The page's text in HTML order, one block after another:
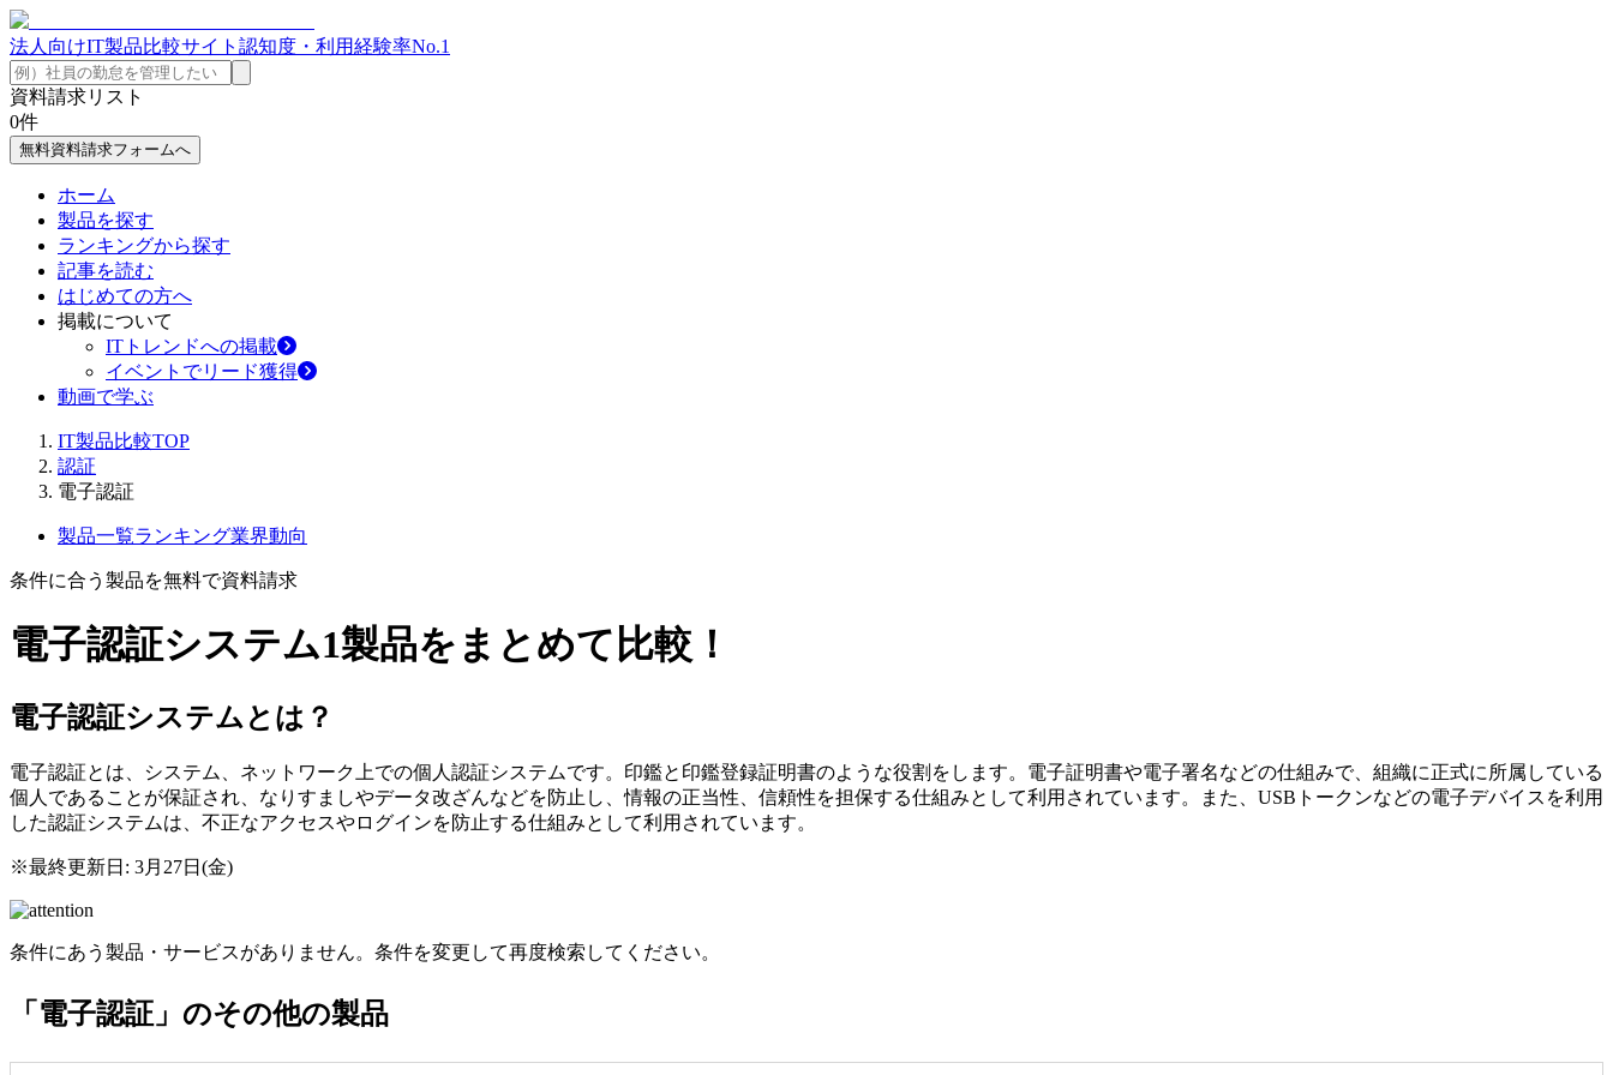
法人向けIT製品比較サイト 認知度・利用経験率No.1
資料請求リスト
0件
無料資料請求フォームへ
ホーム
製品を探す
ランキングから探す
記事を読む
はじめての方へ
掲載について
ITトレンドへの掲載
イベントでリード獲得
動画で学ぶ
IT製品比較TOP
認証
電子認証
製品一覧ランキング業界動向
条件に合う製品を無料で資料請求
電子認証システム1製品をまとめて比較！
電子認証システムとは？
電子認証とは、システム、ネットワーク上での個人認証システムです。印鑑と印鑑登録証明書のような役割をします。電子証明書や電子署名などの仕組みで、組織に正式に所属している
個人であることが保証され、なりすましやデータ改ざんなどを防止し、情報の正当性、信頼性を担保する仕組みとして利用されています。また、USBトークンなどの電子デバイスを利用
した認証システムは、不正なアクセスやログインを防止する仕組みとして利用されています。
※最終更新日: 3月27日(金)
条件にあう製品・サービスがありません。条件を変更して再度検索してください。
「電子認証」のその他の製品